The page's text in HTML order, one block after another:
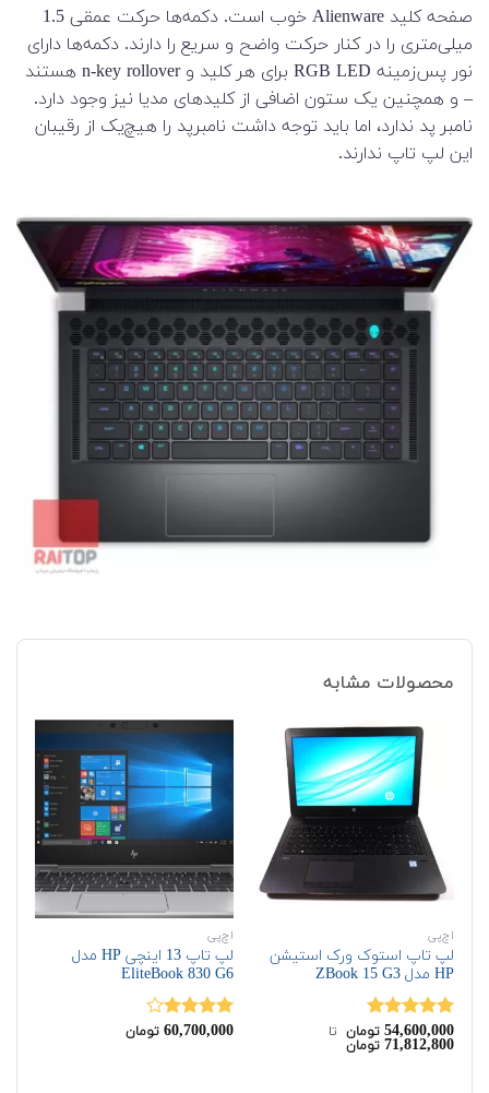
صفحه کلید Alienware خوب است. دکمه‌ها حرکت عمقی 1.5
میلی‌متری را در کنار حرکت واضح و سریع را دارند. دکمه‌ها دارای
نور پس‌زمینه RGB LED برای هر کلید و n-key rollover هستند
– و همچنین یک ستون اضافی از کلیدهای مدیا نیز وجود دارد.
نامبر پد ندارد، اما باید توجه داشت نامبرپد را هیچ‌یک از رقیبان
این لپ تاپ ندارند.
محصولات مشابه
اچ‌پی
لپ تاپ استوک ورک استیشن
HP مدل ZBook 15 G3
نمره5.00
از 5
54,600,000 تومان‌ تا ‌
71,812,800 تومان
اچ‌پی
لپ تاپ 13 اینچی HP مدل
EliteBook 830 G6
نمره
60,700,000 تومان